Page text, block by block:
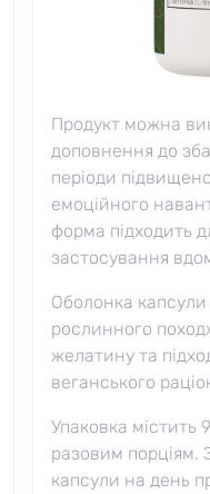
Продукт можна
доповнення до
періоди
емоційного
форма підходить
застосування
Оболонка
рослинного
желатину та
веганського
Упаковка містить
разовим порціям.
капсули на день